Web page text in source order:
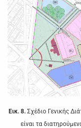
Εικ. 8. Σχέδιο Γενικής
είναι τα